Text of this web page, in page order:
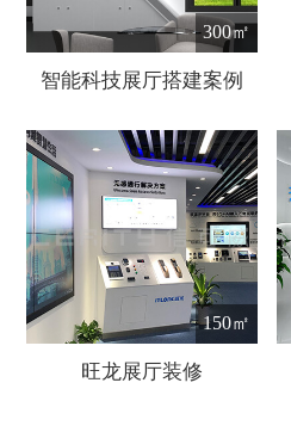
300㎡
智能科技展厅搭建案例
150㎡
旺龙展厅装修